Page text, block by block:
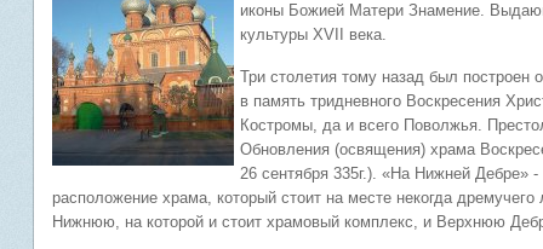
иконы Божией Матери Знамение.
культуры XVII века.
Три столетия тому назад был построен
в память тридневного Воскресения
Костромы, да и всего Поволжья.
Обновления (освящения) храма
26 сентября 335г.). «На Нижней Дебре»
расположение храма, который стоит на месте некогда
Нижнюю, на которой и стоит храмовый комплекс, и Верхнюю